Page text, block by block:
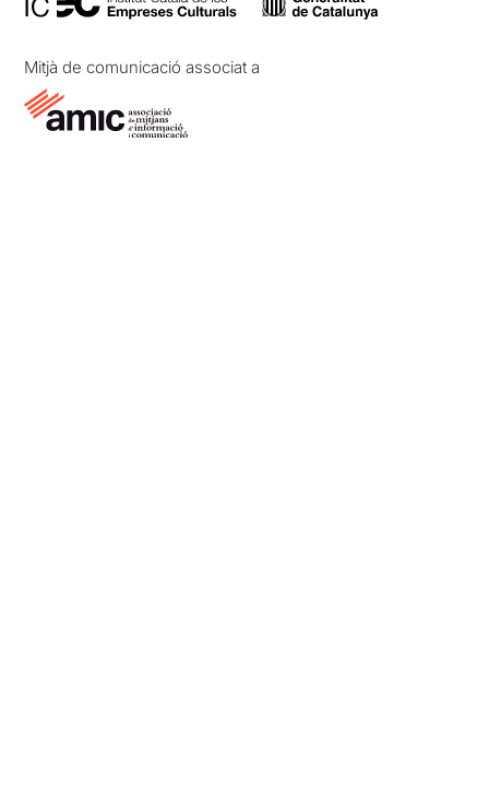
Mitjà de comunicació associat a